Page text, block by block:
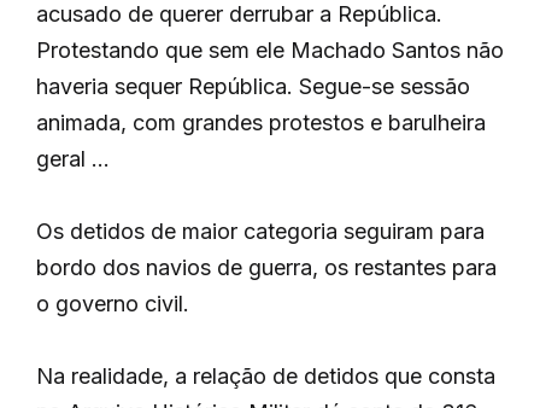
acusado de querer derrubar a República.
Protestando que sem ele Machado Santos não
haveria sequer República. Segue-se sessão
animada, com grandes protestos e barulheira
geral …
Os detidos de maior categoria seguiram para
bordo dos navios de guerra, os restantes para
o governo civil.
Na realidade, a relação de detidos que consta